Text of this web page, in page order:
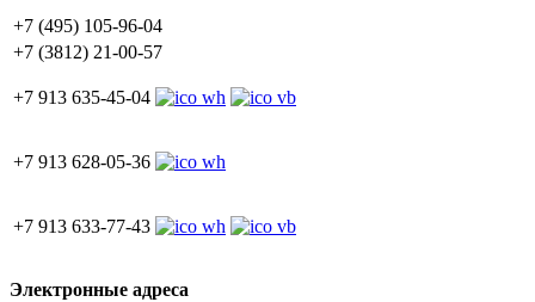
+7 (495) 105-96-04
+7 (3812) 21-00-57
+7 913 635-45-04
+7 913 628-05-36
+7 913 633-77-43
Электронные адреса